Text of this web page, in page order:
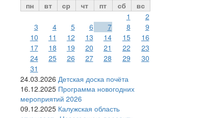
пн вт ср чт пт сб
вс
1
2
3
4 5 6 7 8
9
10
11 12 13 14 15
16
17
18 19 20 21 22
23
24
25 26 27 28 29
30
31
24.03.2026 Детская доска почёта
16.12.2025 Программа новогодних
мероприятий 2026
09.12.2025 Калужская область